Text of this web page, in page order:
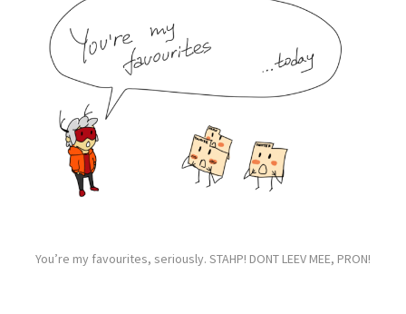
You’re my favourites, seriously. STAHP! DONT LEEV MEE, PRON!